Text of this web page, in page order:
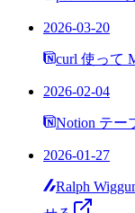
2026-03-20
curl 使って
2026-02-04
Notion テー
2026-01-27
Ralph